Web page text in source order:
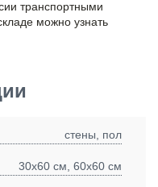
транспортными
можно узнать
стены, пол
30x60 см, 60x60 см